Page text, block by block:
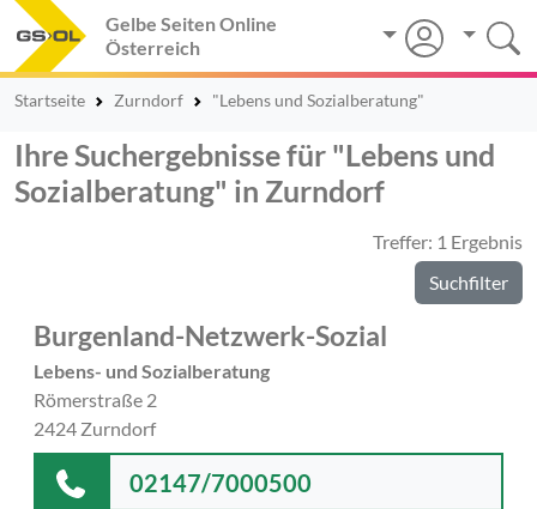
Gelbe Seiten Online
Österreich
Startseite Zurndorf "Lebens und Sozialberatung"
Ihre Suchergebnisse für "Lebens und
Sozialberatung" in Zurndorf
Treffer: 1 Ergebnis
Suchfilter
Burgenland-Netzwerk-Sozial
Lebens- und Sozialberatung
Römerstraße 2
2424 Zurndorf
02147/7000500